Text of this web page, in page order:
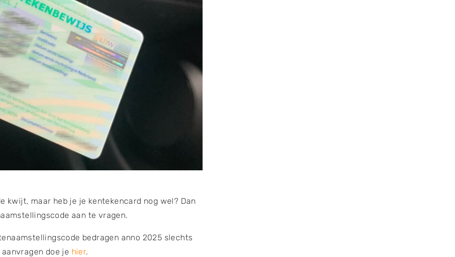
kwijt, maar heb je je kentekencard nog wel? Dan
aan te vragen.
bedragen anno 2025 slechts
doe je hier.